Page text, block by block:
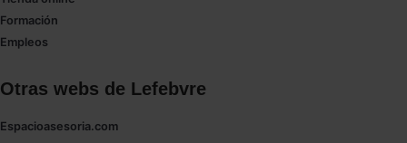
Formación
Empleos
Otras webs de Lefebvre
Espacioasesoria.com